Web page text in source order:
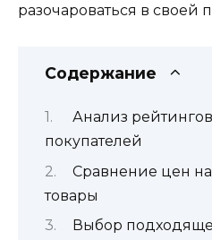
разочароваться в своей
Содержание
Анализ
покупателей
Сравнение цен
товары
Выбор